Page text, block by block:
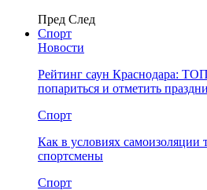
Пред След
Спорт
Новости
Рейтинг саун Краснодара:
попариться и отметить
Спорт
Как в условиях самоизоляции
спортсмены
Спорт